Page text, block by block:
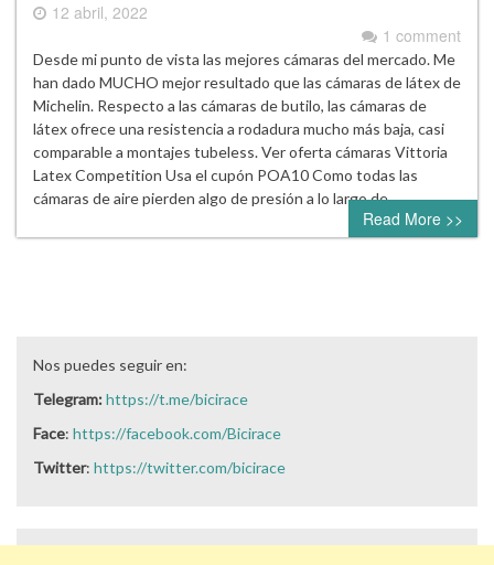
12 abril, 2022
1 comment
Desde mi punto de vista las mejores cámaras del mercado. Me
han dado MUCHO mejor resultado que las cámaras de látex de
Michelin. Respecto a las cámaras de butilo, las cámaras de
látex ofrece una resistencia a rodadura mucho más baja, casi
comparable a montajes tubeless. Ver oferta cámaras Vittoria
Latex Competition Usa el cupón POA10 Como todas las
cámaras de aire pierden algo de presión a lo largo de…
Read More >>
Nos puedes seguir en:
Telegram:https://t.me/bicirace
Face: https://facebook.com/Bicirace
Twitter: https://twitter.com/bicirace